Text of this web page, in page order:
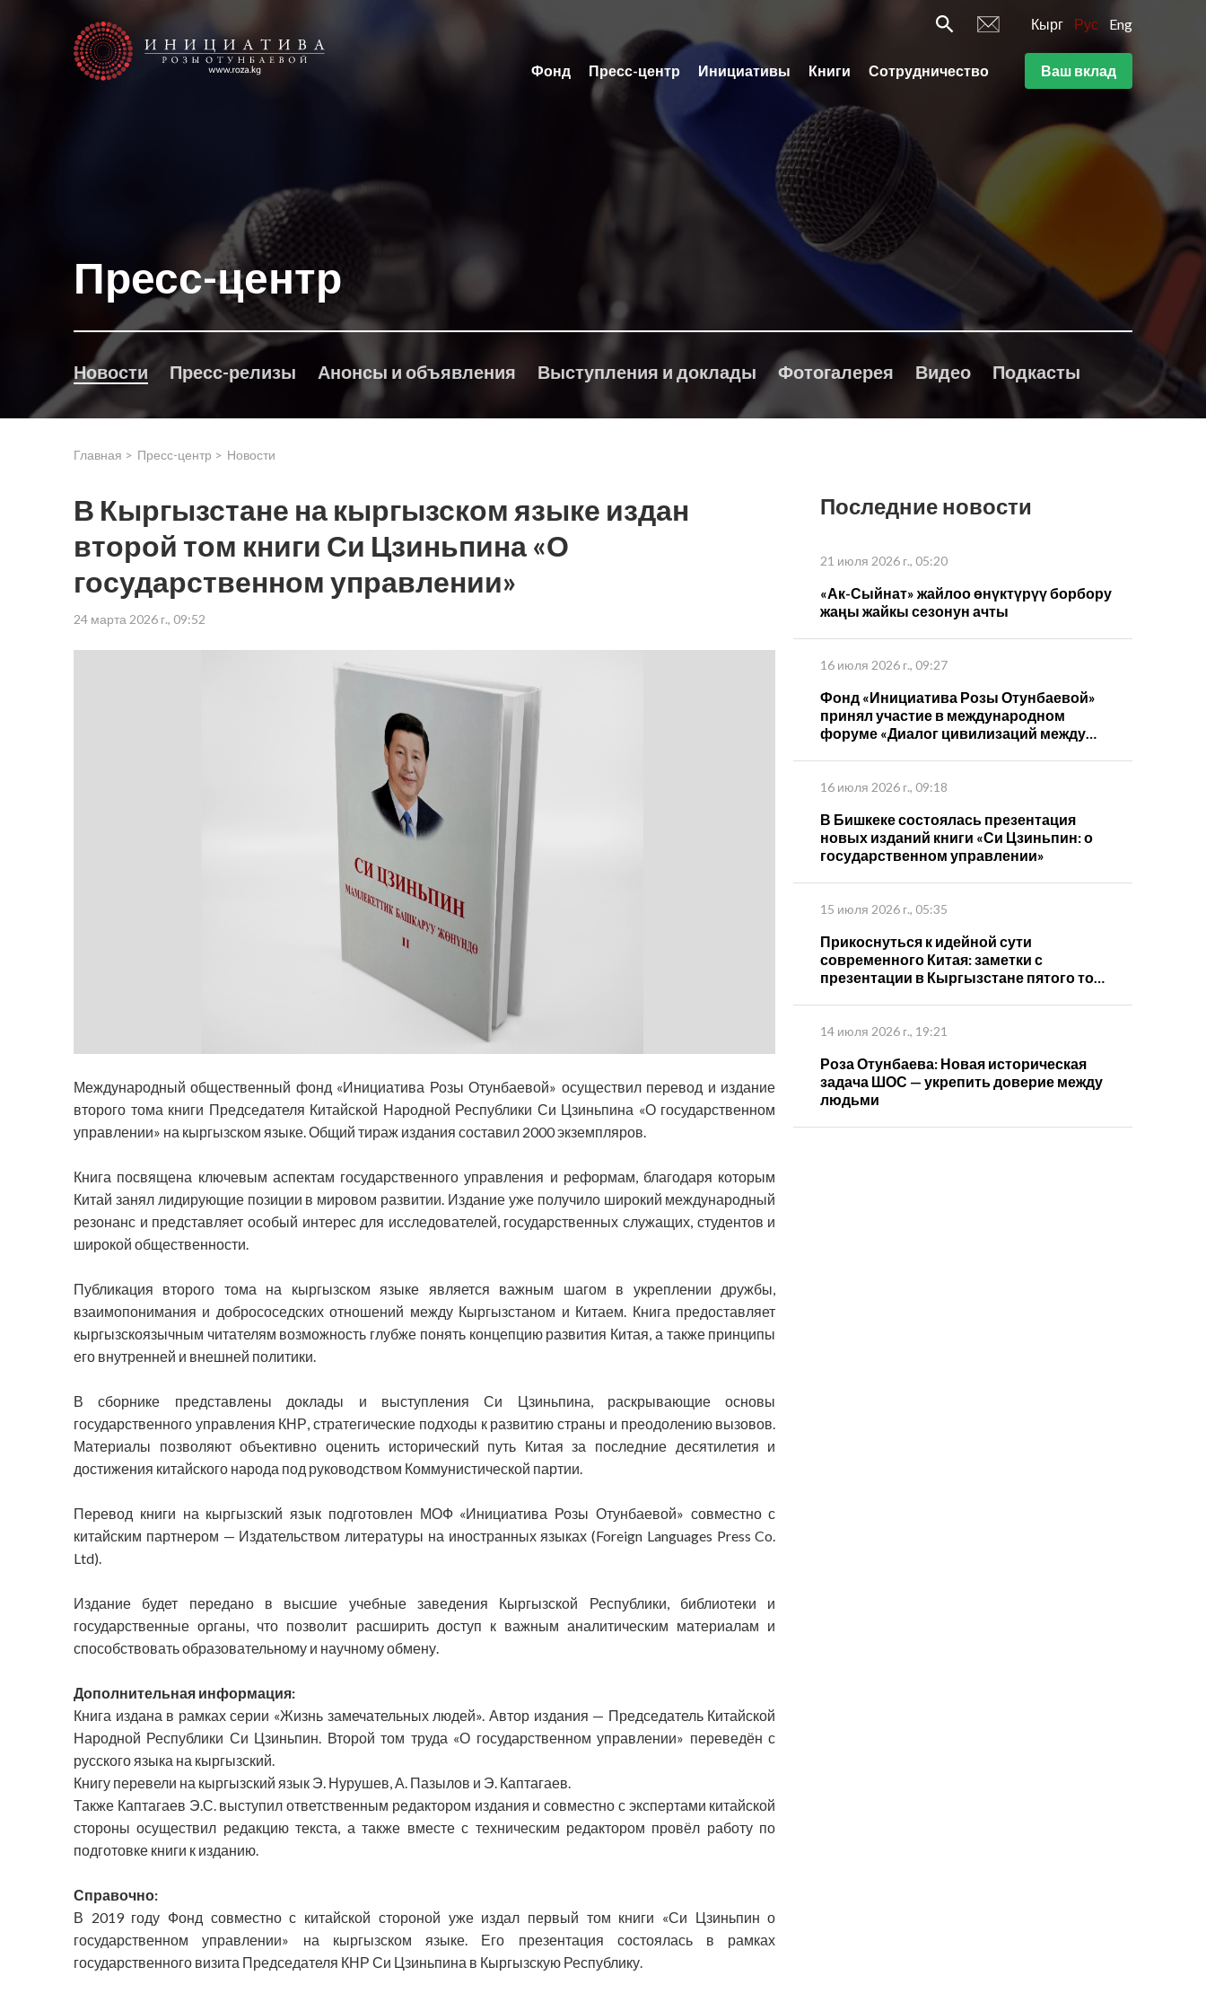
Кырг Рус Eng
Фонд Пресс-центр Инициативы Книги Сотрудничество Ваш вклад
Пресс-центр
Новости Пресс-релизы Анонсы и объявления Выступления и доклады Фотогалерея Видео Подкасты
Главная > Пресс-центр > Новости
В Кыргызстане на кыргызском языке издан
второй том книги Си Цзиньпина «О
государственном управлении»
24 марта 2026 г., 09:52
Международный общественный фонд «Инициатива Розы Отунбаевой» осуществил перевод и издание
второго тома книги Председателя Китайской Народной Республики Си Цзиньпина «О государственном
управлении» на кыргызском языке. Общий тираж издания составил 2000 экземпляров.
Книга посвящена ключевым аспектам государственного управления и реформам, благодаря которым
Китай занял лидирующие позиции в мировом развитии. Издание уже получило широкий международный
резонанс и представляет особый интерес для исследователей, государственных служащих, студентов и
широкой общественности.
Публикация второго тома на кыргызском языке является важным шагом в укреплении дружбы,
взаимопонимания и добрососедских отношений между Кыргызстаном и Китаем. Книга предоставляет
кыргызскоязычным читателям возможность глубже понять концепцию развития Китая, а также принципы
его внутренней и внешней политики.
В сборнике представлены доклады и выступления Си Цзиньпина, раскрывающие основы
государственного управления КНР, стратегические подходы к развитию страны и преодолению вызовов.
Материалы позволяют объективно оценить исторический путь Китая за последние десятилетия и
достижения китайского народа под руководством Коммунистической партии.
Перевод книги на кыргызский язык подготовлен МОФ «Инициатива Розы Отунбаевой» совместно с
китайским партнером — Издательством литературы на иностранных языках (Foreign Languages Press Co.
Ltd).
Издание будет передано в высшие учебные заведения Кыргызской Республики, библиотеки и
государственные органы, что позволит расширить доступ к важным аналитическим материалам и
способствовать образовательному и научному обмену.
Дополнительная информация:
Книга издана в рамках серии «Жизнь замечательных людей». Автор издания — Председатель Китайской
Народной Республики Си Цзиньпин. Второй том труда «О государственном управлении» переведён с
русского языка на кыргызский.
Книгу перевели на кыргызский язык Э. Нурушев, А. Пазылов и Э. Каптагаев.
Также Каптагаев Э.С. выступил ответственным редактором издания и совместно с экспертами китайской
стороны осуществил редакцию текста, а также вместе с техническим редактором провёл работу по
подготовке книги к изданию.
Справочно:
В 2019 году Фонд совместно с китайской стороной уже издал первый том книги «Си Цзиньпин о
государственном управлении» на кыргызском языке. Его презентация состоялась в рамках
государственного визита Председателя КНР Си Цзиньпина в Кыргызскую Республику.
Последние новости
21 июля 2026 г., 05:20
«Ак-Сыйнат» жайлоо өнүктүрүү борбору
жаңы жайкы сезонун ачты
16 июля 2026 г., 09:27
Фонд «Инициатива Розы Отунбаевой»
принял участие в международном
форуме «Диалог цивилизаций между
16 июля 2026 г., 09:18
В Бишкеке состоялась презентация
новых изданий книги «Си Цзиньпин: о
государственном управлении»
15 июля 2026 г., 05:35
Прикоснуться к идейной сути
современного Китая: заметки с
презентации в Кыргызстане пятого тома
14 июля 2026 г., 19:21
Роза Отунбаева: Новая историческая
задача ШОС — укрепить доверие между
людьми